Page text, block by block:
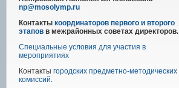
np@mosolymp.ru
Контакты координаторов первого и второго
этапов в межрайонных советах директоров.
Специальные условия для участия в
мероприятиях
Контакты городских предметно-методических
комиссий.